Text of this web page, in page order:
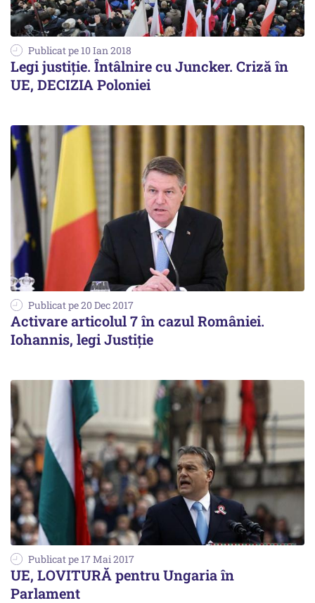
Publicat pe 10 Ian 2018
Legi justiție. Întâlnire cu Juncker. Criză în
UE, DECIZIA Poloniei
Publicat pe 20 Dec 2017
Activare articolul 7 în cazul României.
Iohannis, legi Justiție
Publicat pe 17 Mai 2017
UE, LOVITURĂ pentru Ungaria în
Parlament